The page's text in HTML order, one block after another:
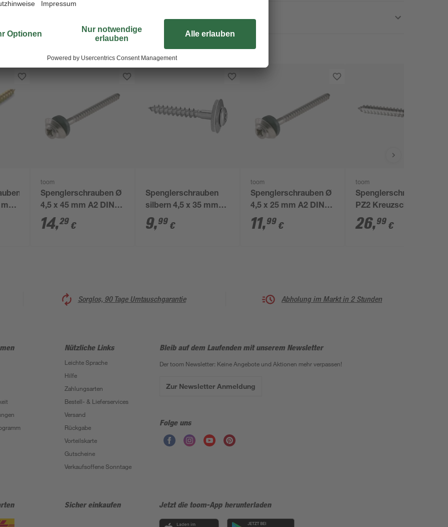
mm
toom
Spenglerschrauben Ø
4,5 x 45 mm A2 DIN
7995 25 Stück
14,29 €
Spenglerschrauben
silbern 4,5 x 35 mm
25 Stück
9,99 €
toom
Spenglerschrauben Ø
4,5 x 25 mm A2 DIN
7995 25 Stück
11,99 €
toom
Spenglerschrauben
PZ2 Kreuzschlitz
Edelstahl 4,5 x 45 mm
100 Stück
26,99 €
Sorglos, 90 Tage Umtauschgarantie Abholung im Markt in 2 Stunden
Nützliche Links
Leichte Sprache
Hilfe
Zahlungsarten
Bestell- & Lieferservices
Versand
Rückgabe
Vorteilskarte
Gutscheine
Verkaufsoffene Sonntage
Bleib auf dem Laufenden mit unserem Newsletter
Der toom Newsletter: Keine Angebote und Aktionen mehr verpassen!
Zur Newsletter Anmeldung
Folge uns
Sicher einkaufen Jetzt die toom-App herunterladen